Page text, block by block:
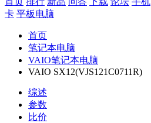
卡 平板电脑
首页
笔记本电脑
VAIO笔记本电脑
VAIO SX12(VJS121C0711R)
综述
参数
比价